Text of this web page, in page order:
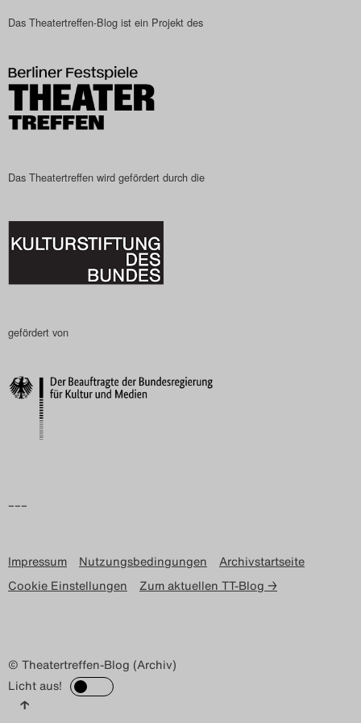
Das Theatertreffen-Blog
Das Theatertreffen-Blog
Das Theatertreffen-Blog
Das Theatertreffen-Blog
Archiv
Search
Das Theatertreffen-Blog ist ein Projekt des
Das Theatertreffen wird gefördert durch die
gefördert von
–––
Impressum Nutzungsbedingungen
Archivstartseite
Cookie Einstellungen
Zum aktuellen TT-Blog →
© Theatertreffen-Blog (Archiv)
Licht aus!
↑